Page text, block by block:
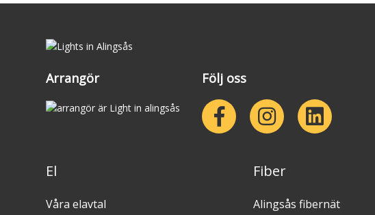
Arrangör Följ oss
El
Våra elavtal
Fiber
Alingsås fibernät